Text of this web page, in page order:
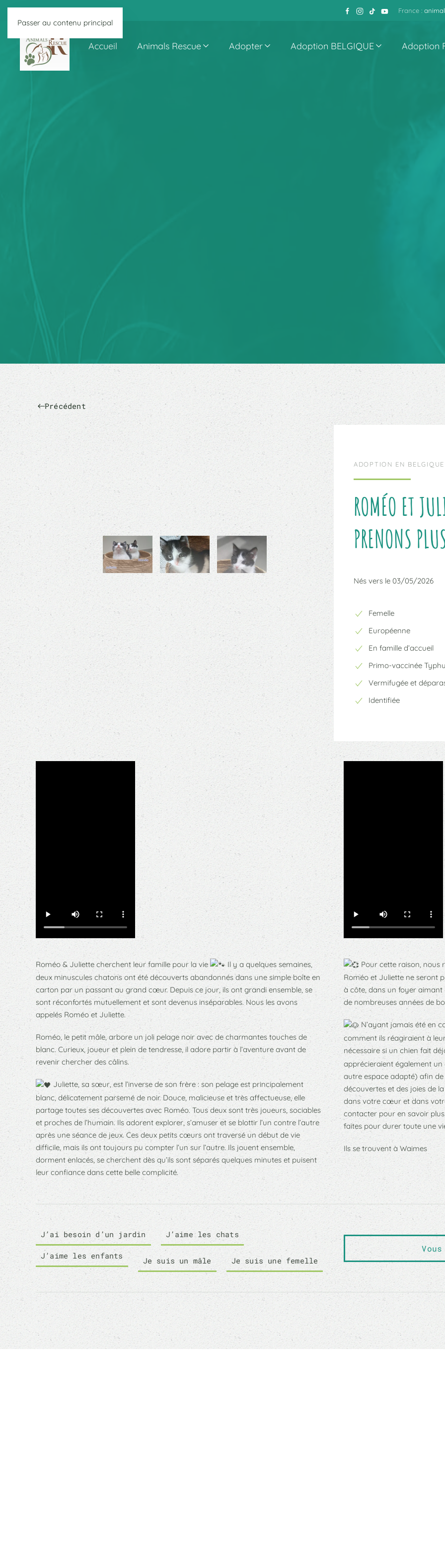
Passer au contenu principal
France :
Accueil Animals Rescue Adopter Adoption BELGIQUE Adoption
Précédent
ADOPTION EN BELGIQUE
ROMÉO ET
PRENONS
Nés vers le 03/05/2026
Femelle
Européenne
En famille d’accueil
Primo-vaccinée
Vermifugée et
Identifiée
Roméo & Juliette cherchent leur famille pour la vie
Il y a quelques semaines,
deux minuscules chatons ont été découverts abandonnés dans une simple boîte en
carton par un passant au grand cœur. Depuis ce jour, ils ont grandi ensemble, se
sont réconfortés mutuellement et sont devenus inséparables. Nous les avons
appelés Roméo et Juliette.
Roméo, le petit mâle, arbore un joli pelage noir avec de charmantes touches de
blanc. Curieux, joueur et plein de tendresse, il adore partir à l’aventure avant de
revenir chercher des câlins.
Juliette, sa sœur, est l’inverse de son frère : son pelage est principalement
blanc, délicatement parsemé de noir. Douce, malicieuse et très affectueuse, elle
partage toutes ses découvertes avec Roméo. Tous deux sont très joueurs, sociables
et proches de l’humain. Ils adorent explorer, s’amuser et se blottir l’un contre l’autre
après une séance de jeux. Ces deux petits cœurs ont traversé un début de vie
difficile, mais ils ont toujours pu compter l’un sur l’autre. Ils jouent ensemble,
dorment enlacés, se cherchent dès qu’ils sont séparés quelques minutes et puisent
leur confiance dans cette belle complicité.
Pour cette raison, nous
Roméo et Juliette ne seront
à côte, dans un foyer
de nombreuses années de
N’ayant jamais été en
comment ils réagiraient à
nécessaire si un chien fait
apprécieraient également
autre espace adapté) afin
découvertes et des joies de
dans votre cœur et dans
contacter pour en savoir
faites pour durer toute une
Ils se trouvent à Waimes
J’ai besoin d’un jardin J’aime les chats
J’aime les enfants Je suis un mâle Je suis une femelle